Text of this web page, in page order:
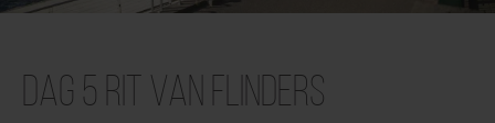
Dag 5 Rit van Flinders